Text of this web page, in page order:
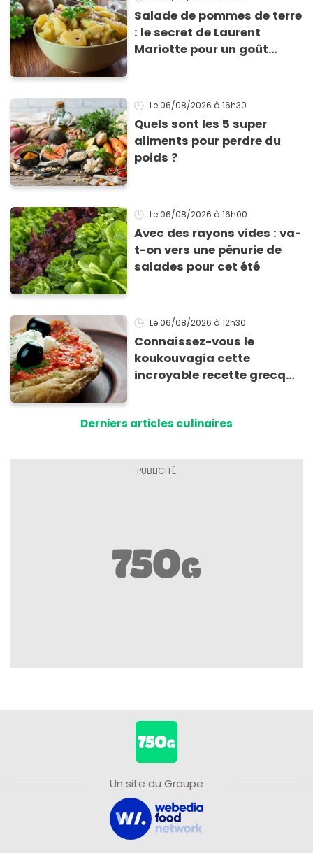
Salade de pommes de terre
: le secret de Laurent
Mariotte pour un goût
Le 06/08/2026 à 16h30
Quels sont les 5 super
aliments pour perdre du
poids ?
Le 06/08/2026 à 16h00
Avec des rayons vides : va-
t-on vers une pénurie de
salades pour cet été
Le 06/08/2026 à 12h30
Connaissez-vous le
koukouvagia cette
incroyable recette grecque
Derniers articles culinaires
Un site du Groupe